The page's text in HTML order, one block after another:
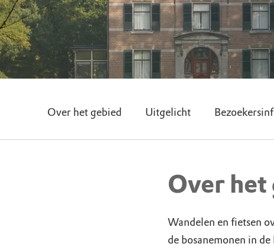
Over het gebied Uitgelicht
Over het
Wandelen en fietsen
de bosanemonen in